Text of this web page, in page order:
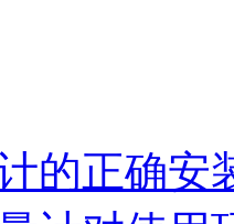
的正确安